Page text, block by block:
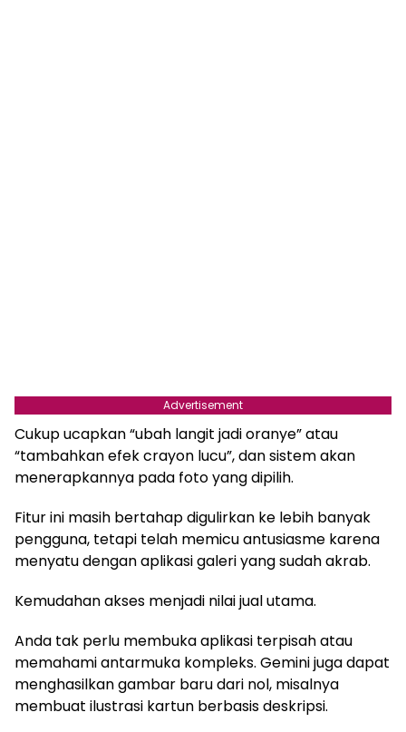
Advertisement
Cukup ucapkan “ubah langit jadi oranye” atau
“tambahkan efek crayon lucu”, dan sistem akan
menerapkannya pada foto yang dipilih.
Fitur ini masih bertahap digulirkan ke lebih banyak
pengguna, tetapi telah memicu antusiasme karena
menyatu dengan aplikasi galeri yang sudah akrab.
Kemudahan akses menjadi nilai jual utama.
Anda tak perlu membuka aplikasi terpisah atau
memahami antarmuka kompleks. Gemini juga dapat
menghasilkan gambar baru dari nol, misalnya
membuat ilustrasi kartun berbasis deskripsi.